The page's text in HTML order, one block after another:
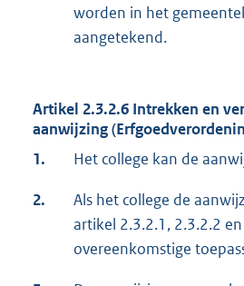
worden in het
aangetekend.
Artikel 2.3.2.6 Intrekken en
aanwijzing
1.
Het college kan de
2.
Als het college de
artikel 2.3.2.1, 2.3.2.2
overeenkomstige